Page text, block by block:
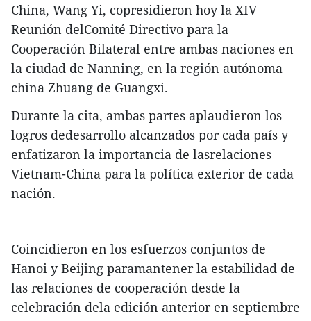
China, Wang Yi, copresidieron hoy la XIV
Reunión delComité Directivo para la
Cooperación Bilateral entre ambas naciones en
la ciudad de Nanning, en la región autónoma
china Zhuang de Guangxi.
Durante la cita, ambas partes aplaudieron los
logros dedesarrollo alcanzados por cada país y
enfatizaron la importancia de lasrelaciones
Vietnam-China para la política exterior de cada
nación.
Coincidieron en los esfuerzos conjuntos de
Hanoi y Beijing paramantener la estabilidad de
las relaciones de cooperación desde la
celebración dela edición anterior en septiembre